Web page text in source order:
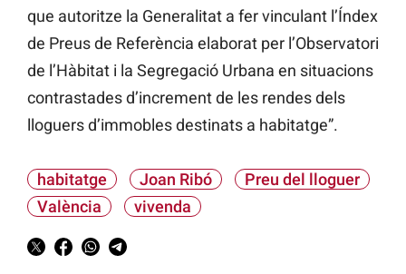
que autoritze la Generalitat a fer vinculant l’Índex
de Preus de Referència elaborat per l’Observatori
de l’Hàbitat i la Segregació Urbana en situacions
contrastades d’increment de les rendes dels
lloguers d’immobles destinats a habitatge”.
habitatge Joan Ribó
Preu del lloguer
València
vivenda